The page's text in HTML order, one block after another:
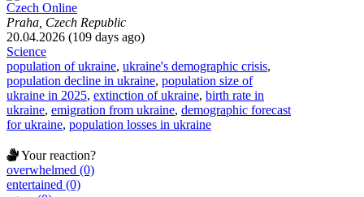
Czech Online
Praha, Czech Republic
20.04.2026 (109 days ago)
Science
population of ukraine, ukraine's demographic crisis,
population decline in ukraine, population size of
ukraine in 2025, extinction of ukraine, birth rate in
ukraine, emigration from ukraine, demographic forecast
for ukraine, population losses in ukraine
Your reaction?
overwhelmed (0)
entertained (0)